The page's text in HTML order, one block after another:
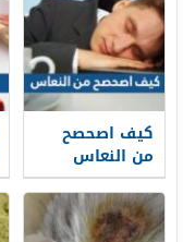
كيف اصحصح
من النعاس